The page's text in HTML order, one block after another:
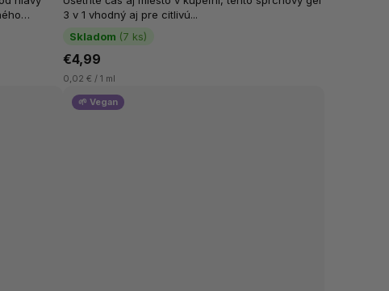
Skladom (7 ks)
€4,99
0,02 € / 1 ml
3 v 1 vhodný aj pre citlivú...
🌱 Vegan